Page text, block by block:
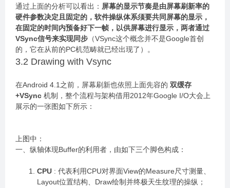
通过上面的分析可以看出： 屏幕的显示节奏是由屏幕刷新率的
硬件参数决定且固定的，软件操纵体系须要共同屏幕的显示，
在固定的时间内预备好下一帧，以供屏幕进行显示，两者通过
VSync信号来实现同步 （VSync这个概念并不是Google首创
的，它在从前的PC机范畴就已经出现了）。
3.2 Drawing with Vsync
在Android 4.1之前，屏幕刷新也依照上面先容的 双缓存
+VSync 机制，整个流程与架构借用2012年Google I/O大会上
展示的一张图如下所示：
上图中：
一、纵轴体现Buffer的利用者，由如下三个脚色构成：
CPU : 代表利用CPU对界面View的Measure尺寸测量、
Layout位置结构、Draw绘制并终极天生纹理的操纵；